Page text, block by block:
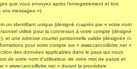
que vous envoyez après l’enregistrement et lors
vos messages »).
un identifiant unique (désigné ci-après par « votre nom
utilisé pour la connexion à votre compte (désigné
et une adresse courriel personnelle valide (désignée ci-
pour votre compte sur « www.cancoillotte.net »
des données applicables dans le pays qui nous
de votre nom d’utilisateur, de votre mot de passe et
« www.cancoillotte.net » durant la procédure